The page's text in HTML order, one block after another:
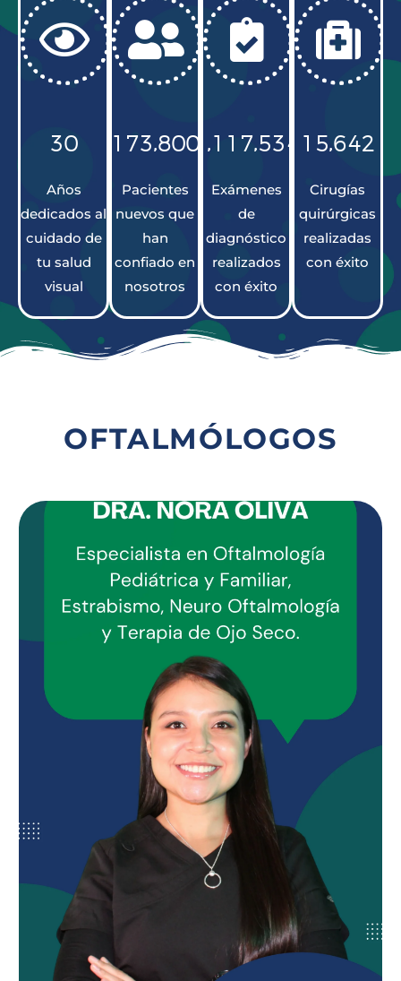
30
Años
dedicados al
cuidado de
tu salud
visual
1 73,800
Pacientes
nuevos que
han
confiado en
nosotros
1 ,1 1 7,534
Exámenes
de
diagnóstico
realizados
con éxito
1 5,642
Cirugías
quirúrgicas
realizadas
con éxito
OFTALMÓLOGOS